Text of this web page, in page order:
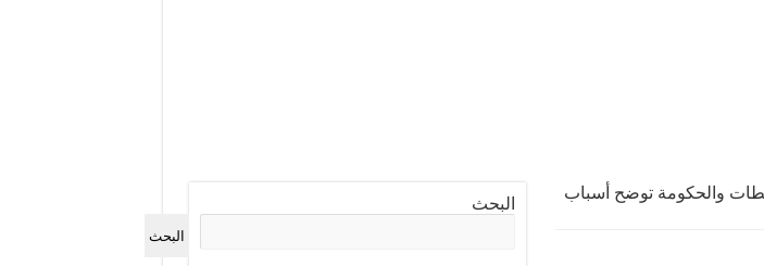
والحكومة توضح أسباب
البحث
البحث